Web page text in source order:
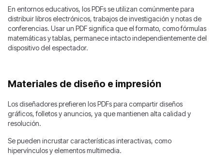
En entornos educativos, los PDFs se utilizan comúnmente para
distribuir libros electrónicos, trabajos de investigación y notas de
conferencias. Usar un PDF significa que el formato, como fórmulas
matemáticas y tablas, permanece intacto independientemente del
dispositivo del espectador.
Materiales de diseño e impresión
Los diseñadores prefieren los PDFs para compartir diseños
gráficos, folletos y anuncios, ya que mantienen alta calidad y
resolución.
Se pueden incrustar características interactivas, como
hipervínculos y elementos multimedia.